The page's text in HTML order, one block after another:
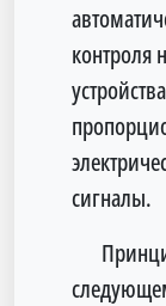
контроля
сигналы.